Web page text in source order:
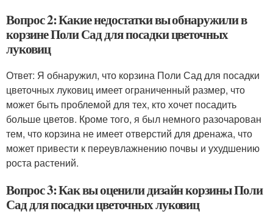
Вопрос 2: Какие недостатки вы обнаружили в
корзине Поли Сад для посадки цветочных
луковиц
Ответ: Я обнаружил, что корзина Поли Сад для посадки
цветочных луковиц имеет ограниченный размер, что
может быть проблемой для тех, кто хочет посадить
больше цветов. Кроме того, я был немного разочарован
тем, что корзина не имеет отверстий для дренажа, что
может привести к переувлажнению почвы и ухудшению
роста растений.
Вопрос 3: Как вы оценили дизайн корзины Поли
Сад для посадки цветочных луковиц